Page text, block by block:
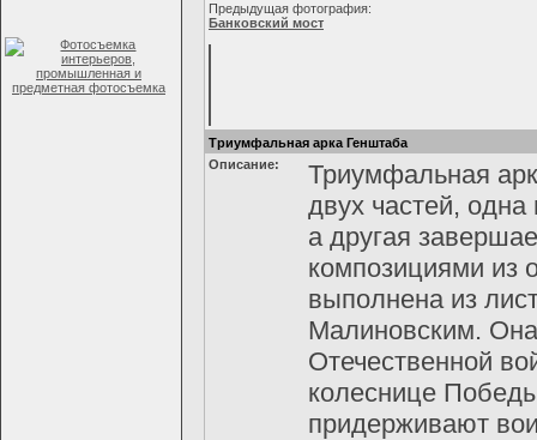
Предыдущая фотография:
Банковский мост
Триумфальная арка Генштаба
Описание:
Триумфальная
двух частей,
а другая
композициями из
выполнена из
Малиновским.
Отечественной
колеснице
придерживают